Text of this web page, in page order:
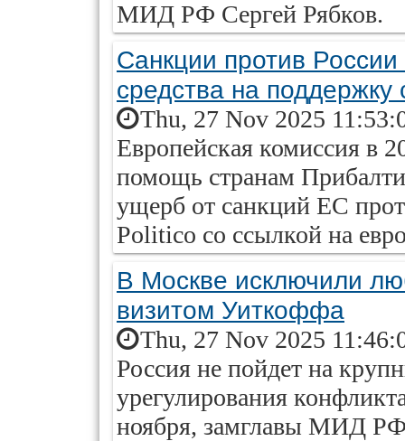
МИД РФ Сергей Рябков.
Санкции против
средства на поддержку
Thu, 27 Nov 2025
Европейская комиссия в
помощь странам
ущерб от санкций ЕС
Politico со ссылкой на
В Москве исключили
визитом Уиткоффа
Thu, 27 Nov 2025
Россия не пойдет на
урегулирования
ноября, замглавы МИД РФ